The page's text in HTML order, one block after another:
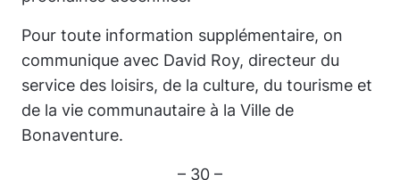
Pour toute information supplémentaire, on
communique avec David Roy, directeur du
service des loisirs, de la culture, du tourisme et
de la vie communautaire à la Ville de
Bonaventure.
– 30 –